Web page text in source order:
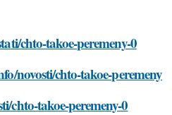
chto-takoe-peremeny-0
novosti/chto-takoe-peremeny
chto-takoe-peremeny-0